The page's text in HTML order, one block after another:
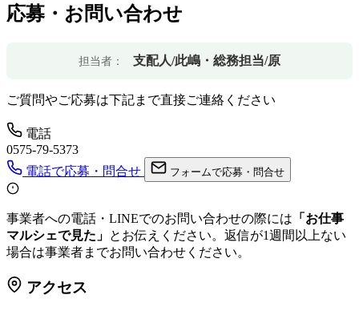
応募・お問い合わせ
担当者： 支配人/此嶋・総務担当/原
ご質問やご応募は下記まで直接ご連絡ください
電話
0575-79-5373
電話で応募・問合せ
フォームで応募・問合せ
事業者への電話・LINEでのお問い合わせの際には 「お仕事
マルシェで見た」 とお伝えください。返信が1週間以上ない
場合は事業者までお問い合わせください。
アクセス